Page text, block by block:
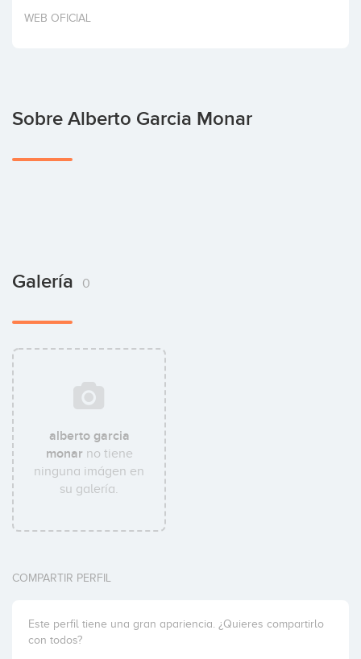
Invertir
WEB OFICIAL
Sobre Alberto Garcia Monar
Galería 0
alberto garcia
monar no tiene
ninguna imágen en
su galería.
COMPARTIR PERFIL
Este perfil tiene una gran apariencia. ¿Quieres compartirlo
con todos?